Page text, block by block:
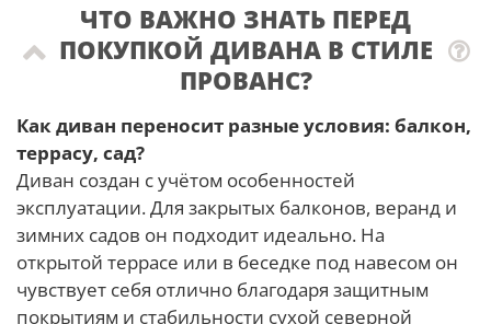
ЧТО ВАЖНО ЗНАТЬ ПЕРЕД
ПОКУПКОЙ ДИВАНА В СТИЛЕ
ПРОВАНС?
Как диван переносит разные условия: балкон,
террасу, сад?
Диван создан с учётом особенностей
эксплуатации. Для закрытых балконов, веранд и
зимних садов он подходит идеально. На
открытой террасе или в беседке под навесом он
чувствует себя отлично благодаря защитным
покрытиям и стабильности сухой северной